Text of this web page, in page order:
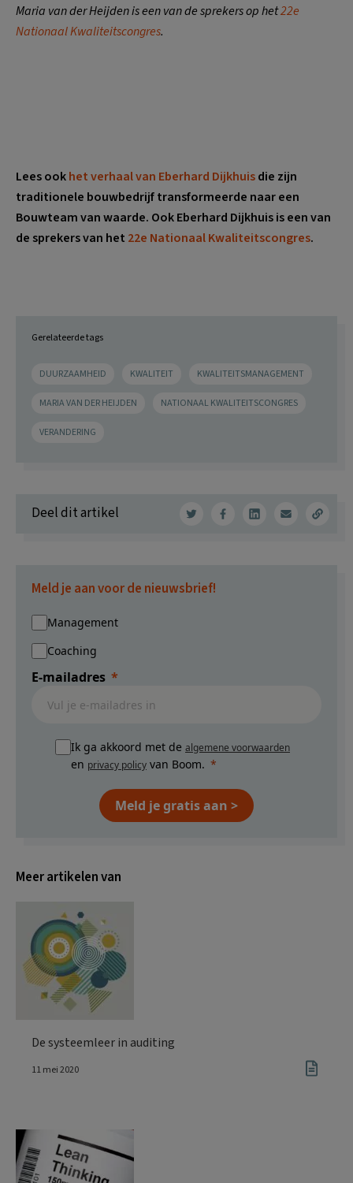
Maria van der Heijden is een van de sprekers op het22e
Nationaal Kwaliteitscongres.
Lees ookhet verhaal van Eberhard Dijkhuisdie zijn
traditionele bouwbedrijf transformeerde naar een
Bouwteam van waarde. Ook Eberhard Dijkhuis is een van
de sprekers van het 22e Nationaal Kwaliteitscongres.
Gerelateerde tags
DUURZAAMHEID KWALITEIT KWALITEITSMANAGEMENT
MARIA VAN DER HEIJDEN NATIONAAL KWALITEITSCONGRES
VERANDERING
Deel dit artikel
Meld je aan voor de nieuwsbrief!
Management
Coaching
E-mailadres
Ik ga akkoord met de algemene voorwaarden
en privacy policy van Boom.
Meld je gratis aan >
Meer artikelen van
De systeemleer in auditing
11 mei 2020